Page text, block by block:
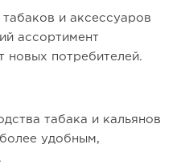
табаков и аксессуаров
ассортимент
новых потребителей.
табака и кальянов
удобным,